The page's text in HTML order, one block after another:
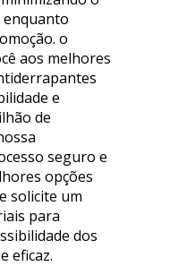
enquanto
o
aos melhores
e
de
seguro e
opções
solicite um
para
dos
eficaz.